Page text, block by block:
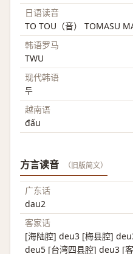
日语读音
TO TOU（音） TOMASU
韩语罗马
TWU
现代韩语
두
越南语
đấu
方言读音 （旧版简文）
广东话
dau2
客家话
[海陆腔] deu3 [梅县腔]
deu5 [台湾四县腔] deu3 [